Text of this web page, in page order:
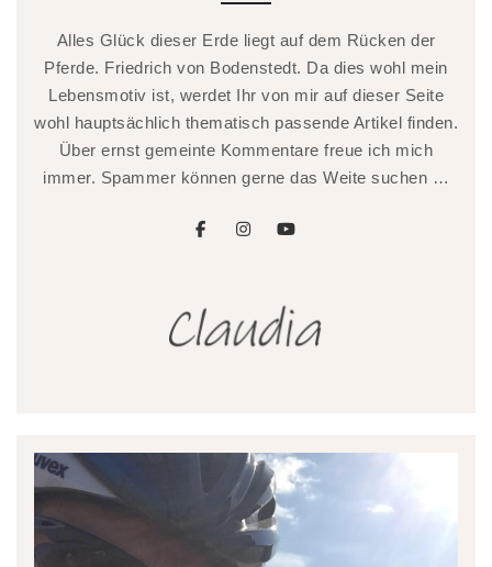
Alles Glück dieser Erde liegt auf dem Rücken der
Pferde. Friedrich von Bodenstedt. Da dies wohl mein
Lebensmotiv ist, werdet Ihr von mir auf dieser Seite
wohl hauptsächlich thematisch passende Artikel finden.
Über ernst gemeinte Kommentare freue ich mich
immer. Spammer können gerne das Weite suchen …